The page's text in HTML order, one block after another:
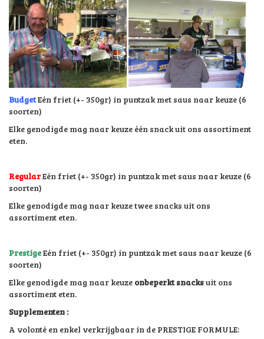
BudgetEén friet (+- 350gr) in puntzak met saus naar keuze (6
soorten)
Elke genodigde mag naar keuze één snack uit ons assortiment
eten.
RegularEén friet (+- 350gr) in puntzak met saus naar keuze (6
soorten)
Elke genodigde mag naar keuze twee snacks uit ons
assortiment eten.
PrestigeEén friet (+- 350gr) in puntzak met saus naar keuze (6
soorten)
Elke genodigde mag naar keuze onbeperkt snacksuit ons
assortiment eten.
Supplementen :
A volonté en enkel verkrijgbaar in de PRESTIGE FORMULE: